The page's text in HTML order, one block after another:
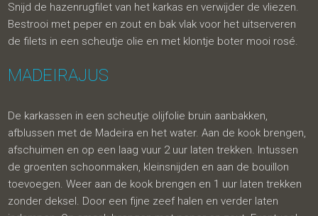
Snijd de hazenrugfilet van het karkas en verwijder de vliezen.
Bestrooi met peper en zout en bak vlak voor het uitserveren
de filets in een scheutje olie en met klontje boter mooi rosé.
MADEIRAJUS
De karkassen in een scheutje olijfolie bruin aanbakken,
afblussen met de Madeira en het water. Aan de kook brengen,
afschuimen en op een laag vuur 2 uur laten trekken. Intussen
de groenten schoonmaken, kleinsnijden en aan de bouillon
toevoegen. Weer aan de kook brengen en 1 uur laten trekken
zonder deksel. Door een fijne zeef halen en verder laten